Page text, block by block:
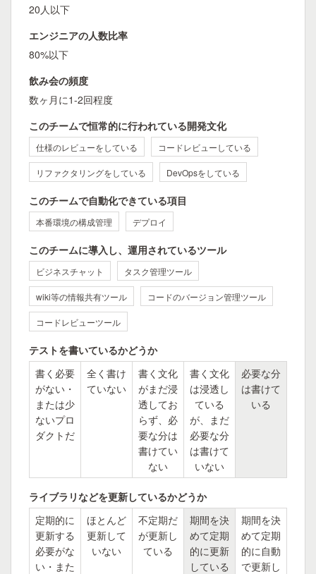
20人以下
エンジニアの人数比率
80%以下
飲み会の頻度
数ヶ月に1-2回程度
このチームで恒常的に行われている開発文化
仕様のレビューをしている コードレビューしている
リファクタリングをしている DevOpsをしている
このチームで自動化できている項目
本番環境の構成管理 デプロイ
このチームに導入し、運用されているツール
ビジネスチャット タスク管理ツール
wiki等の情報共有ツール コードのバージョン管理ツール
コードレビューツール
テストを書いているかどうか
書く必要
がない・
または少
ないプロ
ダクトだ
全く書け
ていない
書く文化
がまだ浸
透してお
らず、必
要な分は
書けてい
ない
書く文化
は浸透し
ている
が、まだ
必要な分
は書けて
いない
必要な分
は書けて
いる
ライブラリなどを更新しているかどうか
定期的に
更新する
必要がな
い・また
ほとんど
更新して
いない
不定期だ
が更新し
ている
期間を決
めて定期
的に更新
している
期間を決
めて定期
的に自動
で更新し